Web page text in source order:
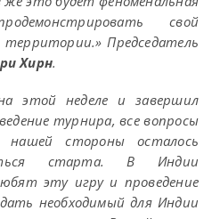
свой
Председатель
Хирн.
этой неделе и завершил
турнира, все вопросы
стороны осталось
старта. В Индии
эту игру и проведение
необходимый для Индии